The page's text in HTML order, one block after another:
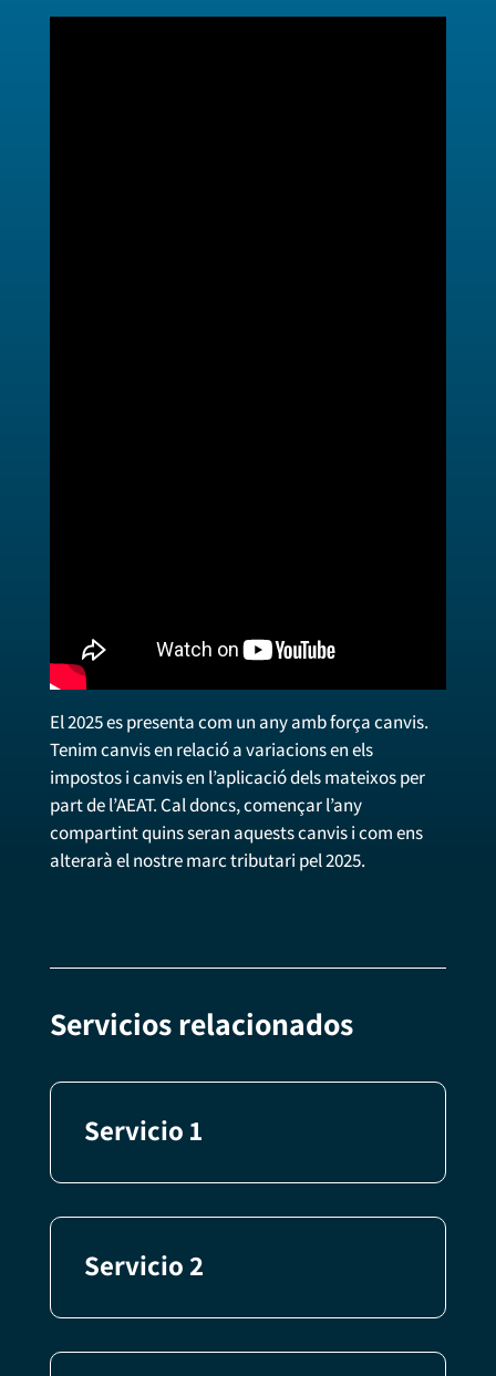
El 2025 es presenta com un any amb força canvis.
Tenim canvis en relació a variacions en els
impostos i canvis en l’aplicació dels mateixos per
part de l’AEAT. Cal doncs, començar l’any
compartint quins seran aquests canvis i com ens
alterarà el nostre marc tributari pel 2025.
Servicios relacionados
Servicio 1
Servicio 2